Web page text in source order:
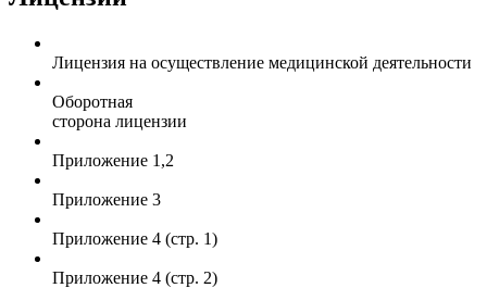
Лицензия на осуществление медицинской деятельности
Оборотная
сторона лицензии
Приложение 1,2
Приложение 3
Приложение 4 (стр. 1)
Приложение 4 (стр. 2)